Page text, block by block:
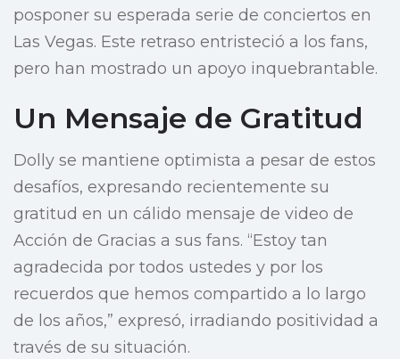
posponer su esperada serie de conciertos en
Las Vegas. Este retraso entristeció a los fans,
pero han mostrado un apoyo inquebrantable.
Un Mensaje de Gratitud
Dolly se mantiene optimista a pesar de estos
desafíos, expresando recientemente su
gratitud en un cálido mensaje de video de
Acción de Gracias a sus fans. “Estoy tan
agradecida por todos ustedes y por los
recuerdos que hemos compartido a lo largo
de los años,” expresó, irradiando positividad a
través de su situación.